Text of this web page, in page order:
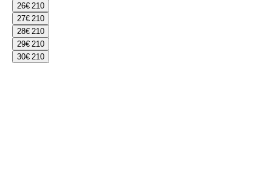
26€ 210
27€ 210
28€ 210
29€ 210
30€ 210